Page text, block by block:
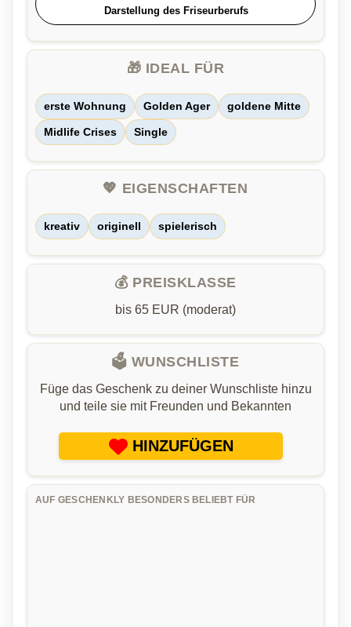
Darstellung des Friseurberufs
🎁 IDEAL FÜR
erste Wohnung Golden Ager goldene Mitte
Midlife Crises Single
💖 EIGENSCHAFTEN
kreativ originell spielerisch
💰 PREISKLASSE
bis 65 EUR (moderat)
🗳️ WUNSCHLISTE
Füge das Geschenk zu deiner Wunschliste hinzu
und teile sie mit Freunden und Bekannten
HINZUFÜGEN
AUF GESCHENKLY BESONDERS BELIEBT FÜR